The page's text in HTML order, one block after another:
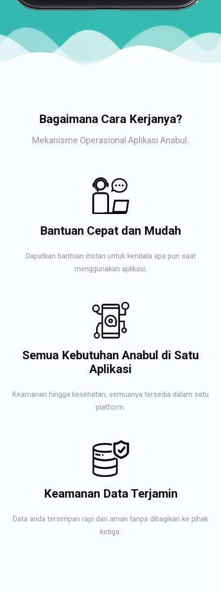
Bagaimana Cara Kerjanya?
Mekanisme Operasional Aplikasi Anabul.
Bantuan Cepat dan Mudah
Dapatkan bantuan instan untuk kendala apa pun saat
menggunakan aplikasi.
Semua Kebutuhan Anabul di Satu
Aplikasi
Keamanan hingga kesehatan, semuanya tersedia dalam satu
platform.
Keamanan Data Terjamin
Data anda tersimpan rapi dan aman tanpa dibagikan ke pihak
ketiga.